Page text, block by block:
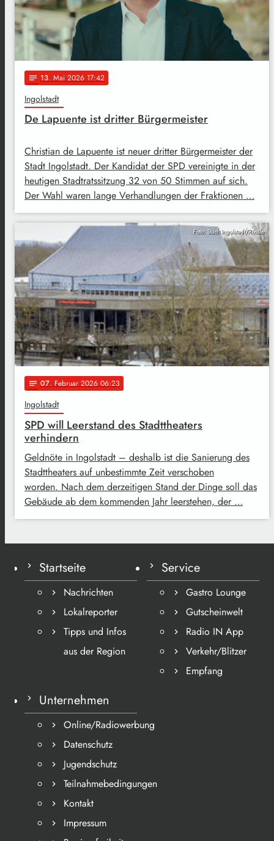
notes 13. Mai 2026 17:42
Ingolstadt
De Lapuente ist dritter Bürgermeister
Christian de Lapuente ist neuer dritter Bürgermeister der
Stadt Ingolstadt. Der Kandidat der SPD vereinigte in der
heutigen Stadtratssitzung 32 von 50 Stimmen auf sich.
Der Wahl waren lange Verhandlungen der Fraktionen …
Foto: Stadt Ingolstadt/Rössle
notes 07. Februar 2026 06:23
Ingolstadt
SPD will Leerstand des Stadttheaters
verhindern
Geldnöte in Ingolstadt – deshalb ist die Sanierung des
Stadttheaters auf unbestimmte Zeit verschoben
worden. Nach dem derzeitigen Stand der Dinge soll das
Gebäude ab dem kommenden Jahr leerstehen, der …
Startseite
Nachrichten
Lokalreporter
Tipps und Infos
aus der Region
Service
Gastro Lounge
Gutscheinwelt
Radio IN App
Verkehr/Blitzer
Empfang
Unternehmen
Online/Radiowerbung
Datenschutz
Jugendschutz
Teilnahmebedingungen
Kontakt
Impressum